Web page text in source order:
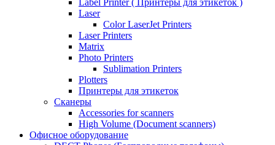
Label Printer ( Принтеры для этикеток )
Laser
Color LaserJet Printers
Laser Printers
Matrix
Photo Printers
Sublimation Printers
Plotters
Принтеры для этикеток
Сканеры
Accessories for scanners
High Volume (Document scanners)
Офисное оборудование